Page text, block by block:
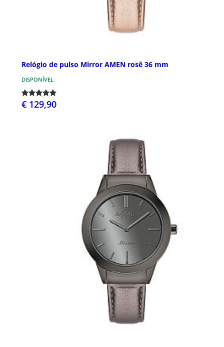
Relógio de pulso Mirror AMEN rosê 36 mm
DISPONÍVEL
€ 129,90